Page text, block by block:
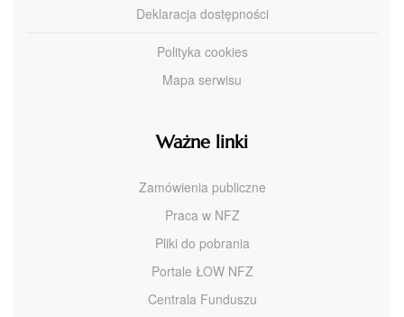
Deklaracja dostępności
Polityka cookies
Mapa serwisu
Ważne linki
Zamówienia publiczne
Praca w NFZ
Pliki do pobrania
Portale ŁOW NFZ
Centrala Funduszu